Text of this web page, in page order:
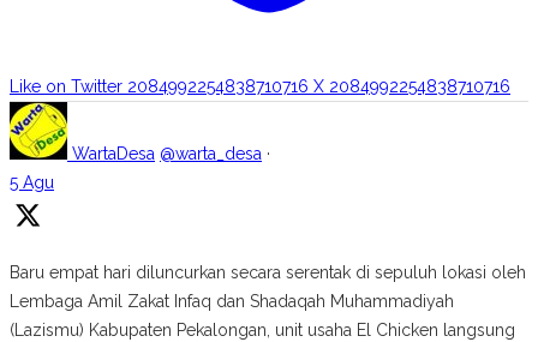
Like on Twitter 2084992254838710716 X 2084992254838710716
WartaDesa @warta_desa ·
5 Agu
Baru empat hari diluncurkan secara serentak di sepuluh lokasi oleh
Lembaga Amil Zakat Infaq dan Shadaqah Muhammadiyah
(Lazismu) Kabupaten Pekalongan, unit usaha El Chicken langsung